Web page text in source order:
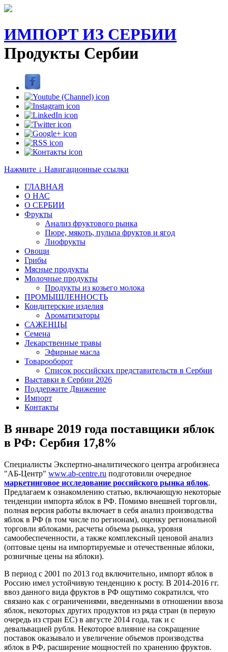
ИМПОРТ ИЗ СЕРБИИ
Продукты Сербии
Нажмите ↓ Навигационные ссылки
ГЛАВНАЯ
О НАС
O СЕРБИИ
Фрукты
Анализ фруктового рынка
Пюре, мякоть, пульпа фруктов и ягод
Лиофрукты
Овощи
Грибы
Мясные продукты
Молочные продукты
Продукты из козьего молока
ПРОМЫШЛЕННОСТЬ
Кондитерские изделия
Ароматизаторы
САЖЕНЦЫ
Семена
Лекарственные травы
Эфирные масла
Товарооборот
Список российских представительств в Сербии
Выставки в Сербии 2026
Поддержите Движение
Импорт
Контакты
В январе 2019 года поставщики яблок
в РФ: Сербия 17,8%
Специалисты Экспертно-аналитического центра агробизнеса
"АБ-Центр" www.ab-centre.ru подготовили очередное
маркетинговое исследование российского рынка яблок.
Предлагаем к ознакомлению статью, включающую некоторые
тенденции импорта яблок в РФ. Помимо внешней торговли,
полная версия работы включает в себя анализ производства
яблок в РФ (в том числе по регионам), оценку региональной
торговли яблоками, расчеты объема рынка, уровня
самообеспеченности, а также комплексный ценовой анализ
(оптовые цены на импортируемые и отечественные яблоки,
розничные цены на яблоки).
В период с 2001 по 2013 год включительно, импорт яблок в
Россию имел устойчивую тенденцию к росту. В 2014-2016 гг.
ввоз данного вида фруктов в РФ ощутимо сократился, что
связано как с ограничениями, введенными в отношении ввоза
яблок, некоторых других продуктов из ряда стран (в первую
очередь из стран ЕС) в августе 2014 года, так и с
девальвацией рубля. Некоторое влияние на сокращение
поставок оказывало и увеличение объемов производства
яблок в РФ, расширение мощностей по хранению фруктов.